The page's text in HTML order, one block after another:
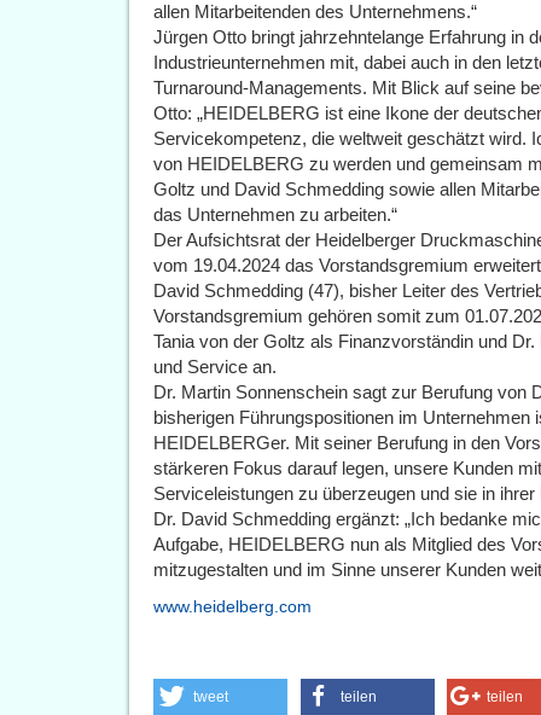
allen Mitarbeitenden des Unternehmens.“
Jürgen Otto bringt jahrzehntelange Erfahrung in
Industrieunternehmen mit, dabei auch in den
Turnaround-Managements. Mit Blick auf seine
Otto: „HEIDELBERG ist eine Ikone der
Servicekompetenz, die weltweit geschätzt wird.
von HEIDELBERG zu werden und gemeinsam
Goltz und David Schmedding sowie allen
das Unternehmen zu arbeiten.“
Der Aufsichtsrat der Heidelberger
vom 19.04.2024 das Vorstandsgremium
David Schmedding (47), bisher Leiter des
Vorstandsgremium gehören somit zum
Tania von der Goltz als Finanzvorständin und
und Service an.
Dr. Martin Sonnenschein sagt zur Berufung von
bisherigen Führungspositionen im
HEIDELBERGer. Mit seiner Berufung in den
stärkeren Fokus darauf legen, unsere Kunden
Serviceleistungen zu überzeugen und sie in
Dr. David Schmedding ergänzt: „Ich bedanke
Aufgabe, HEIDELBERG nun als Mitglied des
mitzugestalten und im Sinne unserer Kunden
www.heidelberg.com
tweet teilen teilen